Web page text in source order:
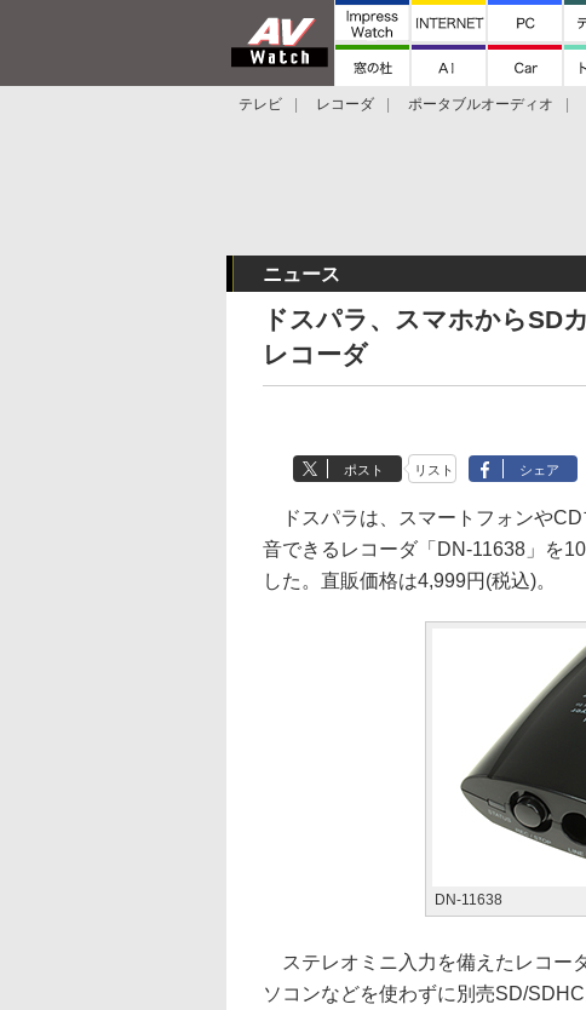
テレビ レコーダ ポータブルオーディオ
ニュース
ドスパラ、スマホからSD
レコーダ
ポスト リスト シェア
ドスパラは、スマートフォンや
音できるレコーダ「DN-11638」を
した。直販価格は4,999円(税込)。
DN-11638
ステレオミニ入力を備えたレコー
ソコンなどを使わずに別売SD/